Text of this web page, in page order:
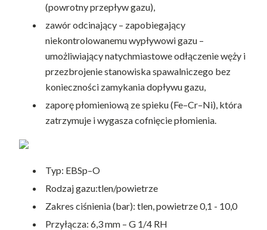
(powrotny przepływ gazu),
zawór odcinający – zapobiegający
niekontrolowanemu wypływowi gazu –
umożliwiający natychmiastowe odłączenie węży i
przezbrojenie stanowiska spawalniczego bez
konieczności zamykania dopływu gazu,
zaporę płomieniową ze spieku (Fe–Cr–Ni), która
zatrzymuje i wygasza cofnięcie płomienia.
Typ: EBSp–O
Rodzaj gazu:tlen/powietrze
Zakres ciśnienia (bar): tlen, powietrze 0,1 - 10,0
Przyłącza: 6,3 mm – G 1/4 RH